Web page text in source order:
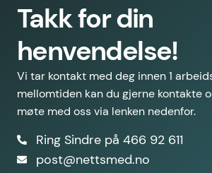
Takk for din
henvendelse!
Vi tar kontakt med deg innen 1
mellomtiden kan du gjerne kontakte
møte med oss via lenken nedenfor.
Ring Sindre på 466 92 611
post@nettsmed.no